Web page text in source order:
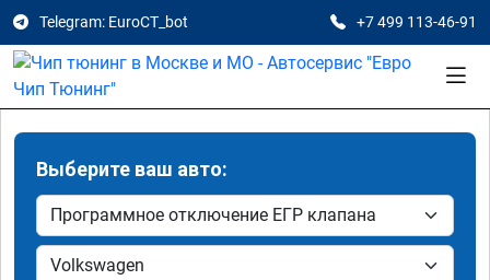
Telegram: EuroCT_bot +7 499 113-46-91
Выберите ваш авто: